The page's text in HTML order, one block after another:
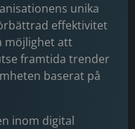
unika
effektivitet
möjlighet att
framtida trender
baserat på
inom digital